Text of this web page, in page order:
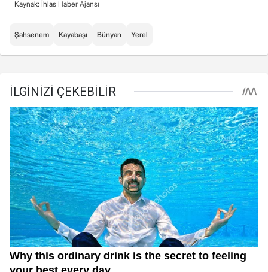
Kaynak: İhlas Haber Ajansı
Şahsenem Kayabaşı Bünyan Yerel